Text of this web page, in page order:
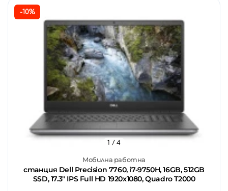
-10%
Мобилна работна
станция Dell Precision 7760, i7-9750H, 16GB, 512GB
SSD, 17.3" IPS Full HD 1920x1080, Quadro T2000
1 / 4